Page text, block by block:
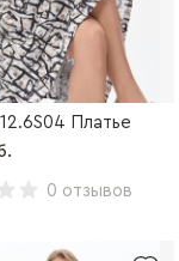
Платье
0 отзывов